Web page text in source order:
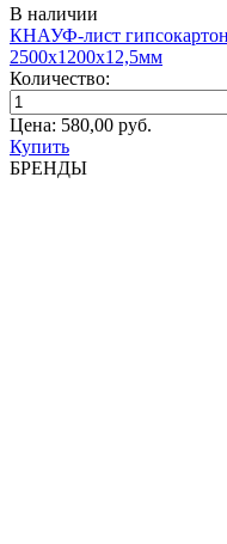
В наличии
КНАУФ-лист
2500х1200х12,5мм
Количество:
Цена: 580,00 руб.
Купить
БРЕНДЫ